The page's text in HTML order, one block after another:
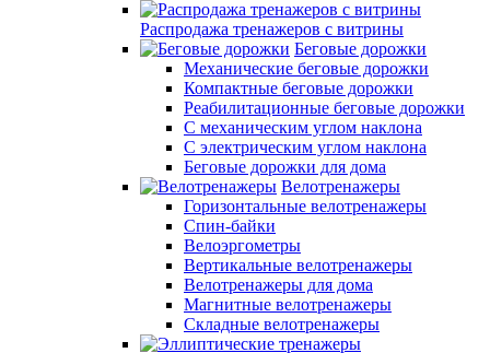
Распродажа тренажеров с витрины
Беговые дорожки
Механические беговые дорожки
Компактные беговые дорожки
Реабилитационные беговые дорожки
С механическим углом наклона
С электрическим углом наклона
Беговые дорожки для дома
Велотренажеры
Горизонтальные велотренажеры
Спин-байки
Велоэргометры
Вертикальные велотренажеры
Велотренажеры для дома
Магнитные велотренажеры
Складные велотренажеры